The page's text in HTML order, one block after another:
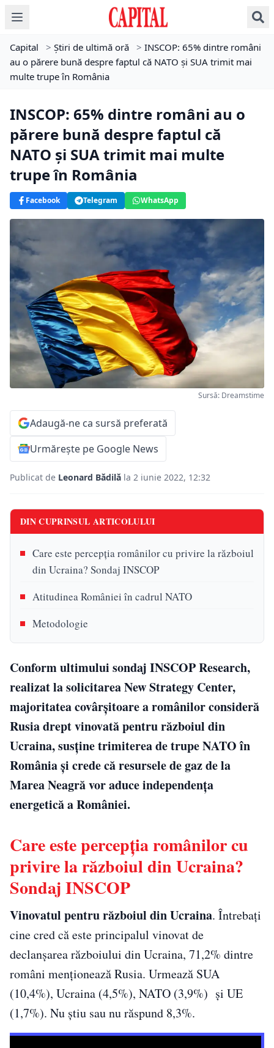
Capital > Știri de ultimă oră > INSCOP: 65% dintre români
au o părere bună despre faptul că NATO și SUA trimit mai
multe trupe în România
INSCOP: 65% dintre români au o
părere bună despre faptul că
NATO și SUA trimit mai multe
trupe în România
Facebook Telegram WhatsApp
Sursă: Dreamstime
Adaugă-ne ca sursă preferată
Urmărește pe Google News
Publicat de Leonard Bădilă la 2 iunie 2022, 12:32
DIN CUPRINSUL ARTICOLULUI
Care este percepția românilor cu privire la războiul
din Ucraina? Sondaj INSCOP
Atitudinea României în cadrul NATO
Metodologie
Conform ultimului sondaj INSCOP Research,
realizat la solicitarea New Strategy Center,
majoritatea covârșitoare a românilor consideră
Rusia drept vinovată pentru războiul din
Ucraina, susține trimiterea de trupe NATO în
România și crede că resursele de gaz de la
Marea Neagră vor aduce independența
energetică a României.
Care este percepția românilor cu
privire la războiul din Ucraina?
Sondaj INSCOP
Vinovatul pentru războiul din Ucraina. Întrebați
cine cred că este principalul vinovat de
declanșarea războiului din Ucraina, 71,2% dintre
români menționează Rusia. Urmează SUA
(10,4%), Ucraina (4,5%), NATO (3,9%) și UE
(1,7%). Nu știu sau nu răspund 8,3%.